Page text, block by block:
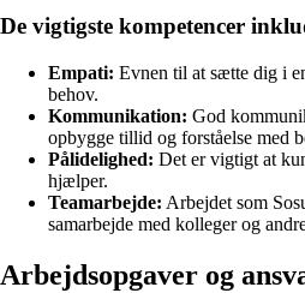
De vigtigste kompetencer
Empati: Evnen til at sætte dig i
behov.
Kommunikation: God
opbygge tillid og forståelse med
Pålidelighed: Det er vigtigt at
hjælper.
Teamarbejde: Arbejdet som
samarbejde med kolleger og
Arbejdsopgaver og